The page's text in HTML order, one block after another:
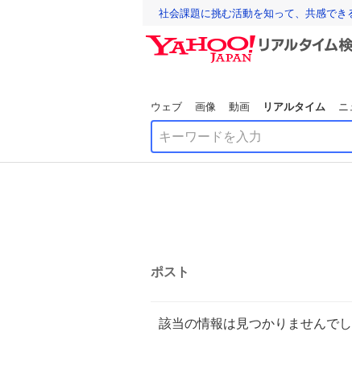
社会課題に挑む活動を知って、共感でき
ウェブ 画像 動画 リアルタイム ニ
ポスト
該当の情報は見つかりませんでし